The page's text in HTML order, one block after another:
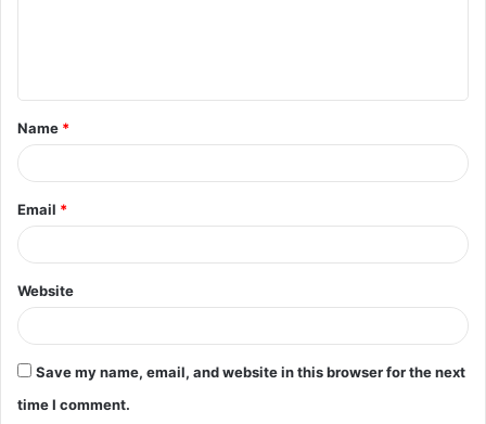
t
*
Name *
Email *
Website
Save my name, email, and website in this browser for the next
time I comment.